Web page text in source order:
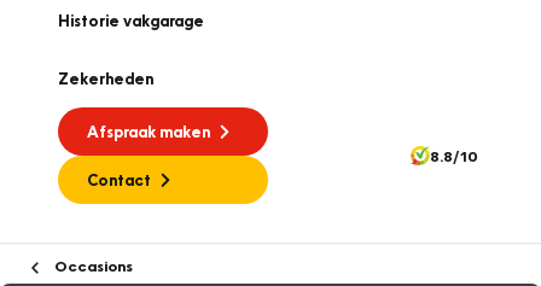
Historie vakgarage
Zekerheden
Afspraak maken
Contact
8.8/10
Occasions